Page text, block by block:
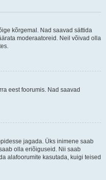
kõrgemal. Nad saavad sättida
moderaatoreid. Neil võivad olla
eest foorumis. Nad saavad
jagada. Üks inimene saab
olla eriõiguseid. Nii saab
alafoorumite kasutada, kuigi teised